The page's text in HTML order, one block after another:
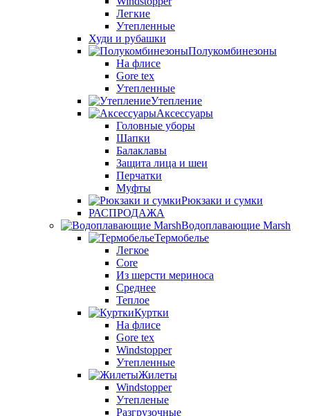
Легкие
Утепленные
Худи и рубашки
Полукомбинезоны
На флисе
Gore tex
Утепленные
Утепление
Аксессуары
Головные уборы
Шапки
Балаклавы
Защита лица и шеи
Перчатки
Муфты
Рюкзаки и сумки
РАСПРОДАЖА
Водоплавающие Marsh
Термобелье
Легкое
Core
Из шерсти мериноса
Среднее
Теплое
Куртки
На флисе
Gore tex
Windstopper
Утепленные
Жилеты
Windstopper
Утепленые
Разгрузочные